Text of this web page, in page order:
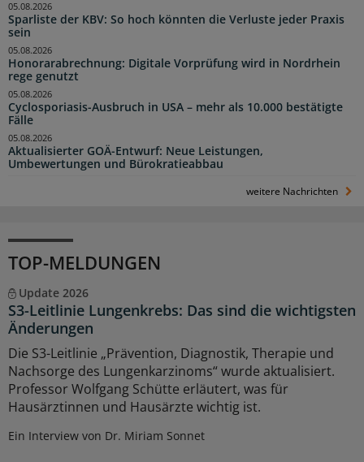
Sparliste der KBV: So hoch könnten die Verluste jeder Praxis
sein
05.08.2026
Honorarabrechnung: Digitale Vorprüfung wird in Nordrhein
rege genutzt
05.08.2026
Cyclosporiasis-Ausbruch in USA – mehr als 10.000 bestätigte
Fälle
05.08.2026
Aktualisierter GOÄ-Entwurf: Neue Leistungen,
Umbewertungen und Bürokratieabbau
05.08.2026
weitere Nachrichten
TOP-MELDUNGEN
Update 2026
S3-Leitlinie Lungenkrebs: Das sind die wichtigsten
Änderungen
Die S3-Leitlinie „Prävention, Diagnostik, Therapie und
Nachsorge des Lungenkarzinoms“ wurde aktualisiert.
Professor Wolfgang Schütte erläutert, was für
Hausärztinnen und Hausärzte wichtig ist.
Ein Interview von Dr. Miriam Sonnet